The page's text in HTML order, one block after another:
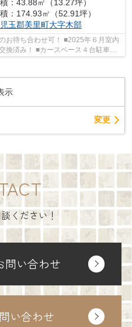
：43.88㎡（13.27坪）
：174.93㎡（52.91坪）
児玉郡美里町大字木部
せ可！ ■2025年６月室内
換済み！ ■カースペース４台駐車可
示
変更
ください！
問い合わせ
い合わせ